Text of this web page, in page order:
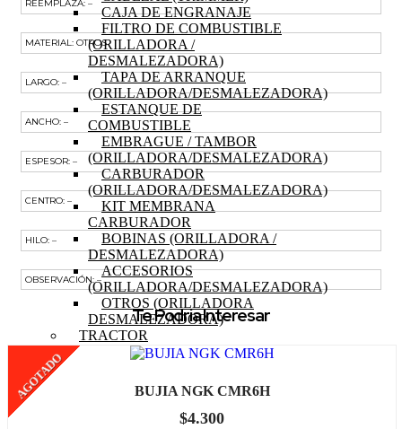
CAJA DE ENGRANAJE
FILTRO DE COMBUSTIBLE
(ORILLADORA /
DESMALEZADORA)
TAPA DE ARRANQUE
(ORILLADORA/DESMALEZADORA)
ESTANQUE DE
COMBUSTIBLE
EMBRAGUE / TAMBOR
(ORILLADORA/DESMALEZADORA)
CARBURADOR
(ORILLADORA/DESMALEZADORA)
KIT MEMBRANA
CARBURADOR
BOBINAS (ORILLADORA /
DESMALEZADORA)
ACCESORIOS
(ORILLADORA/DESMALEZADORA)
OTROS (ORILLADORA
DESMALEZADORA)
TRACTOR
MOTOR (TRACTOR)
ANILLOS (TRACTOR)
BIELA (TRACTOR)
MOTOR DE PARTIDA
REEMPLAZA: –
MATERIAL: OTROS
LARGO: –
ANCHO: –
ESPESOR: –
CENTRO: –
HILO: –
OBSERVACIÓN: –
Te Podría Interesar
BUJIA NGK CMR6H
AGOTADO
$4.300